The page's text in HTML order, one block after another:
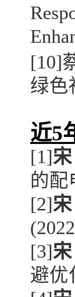
[10]
绿色
近5
[1]
的配
[2]
(
[3]
避优